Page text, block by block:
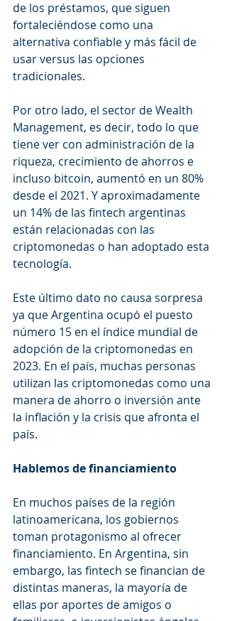
de los préstamos, que siguen
fortaleciéndose como una
alternativa confiable y más fácil de
usar versus las opciones
tradicionales.
Por otro lado, el sector de Wealth
Management, es decir, todo lo que
tiene ver con administración de la
riqueza, crecimiento de ahorros e
incluso bitcoin, aumentó en un 80%
desde el 2021. Y aproximadamente
un 14% de las fintech argentinas
están relacionadas con las
criptomonedas o han adoptado esta
tecnología.
Este último dato no causa sorpresa
ya que Argentina ocupó el puesto
número 15 en el índice mundial de
adopción de la criptomonedas en
2023. En el país, muchas personas
utilizan las criptomonedas como una
manera de ahorro o inversión ante
la inflación y la crisis que afronta el
país.
Hablemos de financiamiento
En muchos países de la región
latinoamericana, los gobiernos
toman protagonismo al ofrecer
financiamiento. En Argentina, sin
embargo, las fintech se financian de
distintas maneras, la mayoría de
ellas por aportes de amigos o